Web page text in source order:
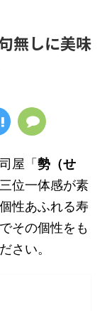
無しに美味
屋「 勢（せ
位一体感が素
性あふれる寿
その個性をも
さい。